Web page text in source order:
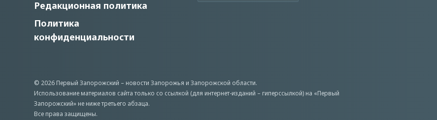
Редакционная политика
Политика
конфиденциальности
© 2026 Первый Запорожский – новости Запорожья и Запорожской области.
Использование материалов сайта только со ссылкой (для интернет-изданий – гиперссылкой) на «Первый
Запорожский» не ниже третьего абзаца.
Все права защищены.